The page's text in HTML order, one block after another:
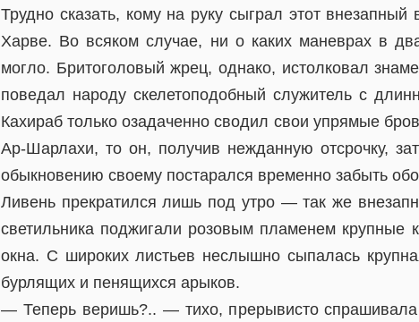
Трудно сказать, кому на руку сыграл этот
Харве. Во всяком случае, ни о каких маневрах в
могло. Бритоголовый жрец, однако, истолковал
поведал народу скелетоподобный служитель с
Кахираб только озадаченно сводил свои упрямые
Ар-Шарлахи, то он, получив нежданную отсрочку,
обыкновению своему постарался временно забыть
Ливень прекратился лишь под утро — так же
светильника поджигали розовым пламенем крупные
окна. С широких листьев неслышно сыпалась
бурлящих и пенящихся арыков.
— Теперь веришь?.. — тихо, прерывисто спрашивала